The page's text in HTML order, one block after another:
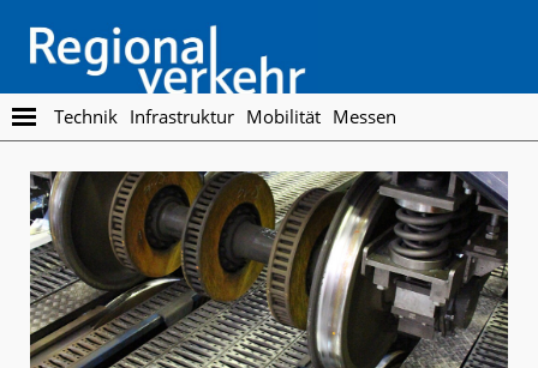
main
content
footer
Regionalverkehr
Die
Fachzeitschrift
den
Öffentlichen
Personennahverkehr
Technik Infrastruktur Mobilität Messen